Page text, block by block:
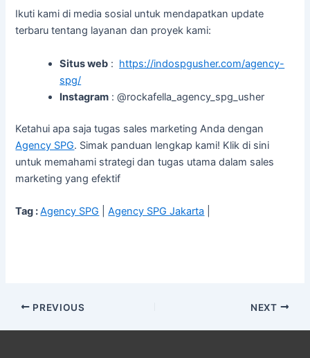
Ikuti kami di media sosial untuk mendapatkan update
terbaru tentang layanan dan proyek kami:
Situs web : https://indospgusher.com/agency-
spg/
Instagram : @rockafella_agency_spg_usher
Ketahui apa saja tugas sales marketing Anda dengan
Agency SPG. Simak panduan lengkap kami! Klik di sini
untuk memahami strategi dan tugas utama dalam sales
marketing yang efektif
Tag :Agency SPG |Agency SPG Jakarta
PREVIOUS NEXT